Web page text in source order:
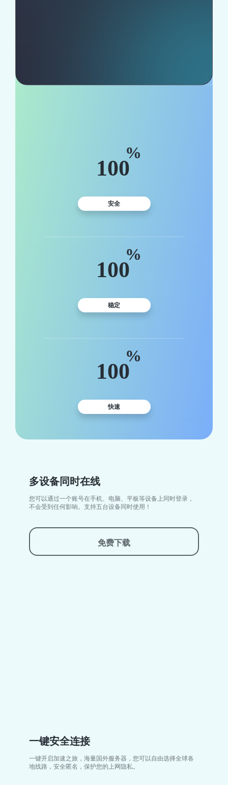
100
%
安全
100
%
稳定
100
%
快速
多设备同时在线
您可以通过一个账号在手机、电脑、平板等设备上同时登录，
不会受到任何影响。支持五台设备同时使用！
免费下载
一键安全连接
一键开启加速之旅，海量国外服务器，您可以自由选择全球各
地线路，安全匿名，保护您的上网隐私。